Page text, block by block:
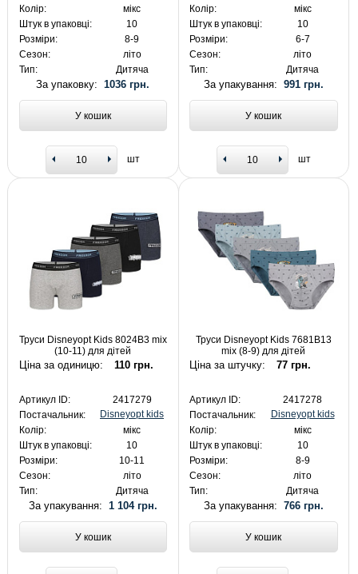
Колір:
мікс
Штук в упаковці:
10
Розміри:
8-9
Сезон:
літо
Тип:
Дитяча
За упаковку:1036 грн.
У кошик
шт
Колір:
мікс
Штук в упаковці:
10
Розміри:
6-7
Сезон:
літо
Тип:
Дитяча
За упакування: 991 грн.
У кошик
шт
Труси Disneyopt Kids 8024B3 mix
(10-11) для дітей
Ціна за одиницю: 110 грн.
Артикул ID:
2417279
Постачальник:
Disneyopt kids
Колір:
мікс
Штук в упаковці:
10
Розміри:
10-11
Сезон:
літо
Тип:
Дитяча
За упакування: 1 104 грн.
У кошик
Труси Disneyopt Kids 7681B13
mix (8-9) для дітей
Ціна за штучку: 77 грн.
Артикул ID:
2417278
Постачальник:
Disneyopt kids
Колір:
мікс
Штук в упаковці:
10
Розміри:
8-9
Сезон:
літо
Тип:
Дитяча
За упакування: 766 грн.
У кошик